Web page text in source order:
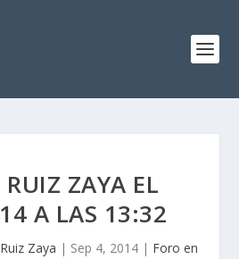
ZAYA EL
A LAS 13:32
Zaya | Sep 4, 2014| Foro en